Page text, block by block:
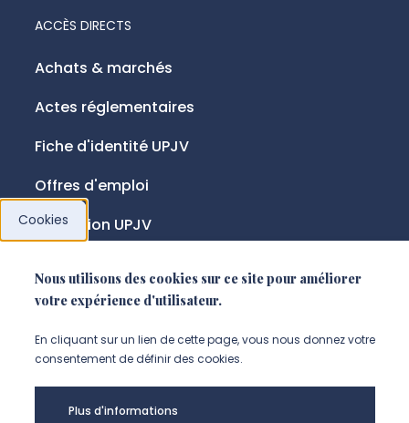
ACCÈS DIRECTS
Achats & marchés
Actes réglementaires
Fiche d'identité UPJV
Offres d'emploi
Fondation UPJV
NOUS SUIVRE
Suivez-nous sur instagram
Suivez-nous sur linkedin
Suivez-nous sur
Mentions légales
Cookies
Nous utilisons des cookies sur ce site pour améliorer
votre expérience d'utilisateur.
En cliquant sur un lien de cette page, vous nous donnez votre
consentement de définir des cookies.
Plus d'informations